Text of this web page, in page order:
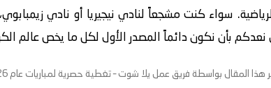
سواء كنت مشجعاً لنادي نيجيريا أو نادي
بأن نكون دائماً المصدر الأول لكل ما يخص عالم الكرة
هذا المقال بواسطة فريق عمل يلا شوت– تغطية حصرية لمباريات عام 2026.